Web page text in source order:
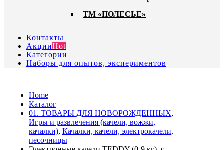
ТМ «ПОЛЕСЬЕ»
Контакты
АкцииHot
Категории
Наборы для опытов, экспериментов
Home
Каталог
01. ТОВАРЫ ДЛЯ НОВОРОЖДЕННЫХ,
Игры и развлечения (качели, вожжи,
качалки), Качалки, качели, электрокачели,
песочницы